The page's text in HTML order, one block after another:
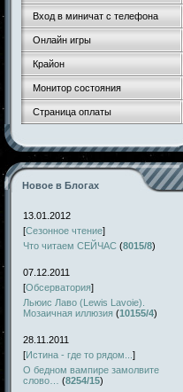
Вход в миничат с телефона
Онлайн игры
Крайон
Монитор состояния
Страница оплаты
Новое в Блогах
13.01.2012
[Сезонное чтение]
Что читаем СЕЙЧАС (8015/8)
07.12.2011
[Обсерватория]
Льюис Лаво (Lewis Lavoie).
Мозаичная иллюзия (10155/4)
28.11.2011
[Истина - где то рядом... ]
О бедном вампире замолвите
слово…
(8254/15)